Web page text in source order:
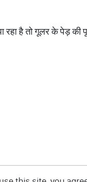
रहा है तो गूलर के पेड़